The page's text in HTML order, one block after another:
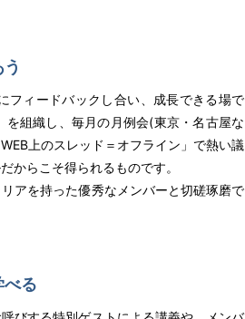
フィードバックし合い、成長できる場で
組織し、毎月の月例会(東京・名古屋な
上のスレッド＝オフライン」で熱い議
からこそ得られるものです。
アを持った優秀なメンバーと切磋琢磨で
べる